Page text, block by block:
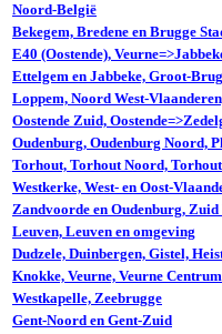
Noord-België
Bekegem, Bredene en Brugge
E40 (Oostende),
Ettelgem en Jabbeke, Groot-
Loppem, Noord West-
Oostende Zuid,
Oudenburg, Oudenburg Noord,
Torhout, Torhout Noord,
Westkerke, West- en Oost-
Zandvoorde en Oudenburg, Zuid
Leuven, Leuven en omgeving
Dudzele, Duinbergen, Gistel,
Knokke, Veurne, Veurne Centrum
Westkapelle, Zeebrugge
Gent-Noord en Gent-Zuid